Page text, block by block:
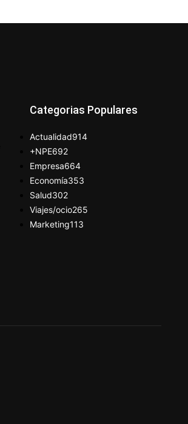
Categorias Populares
Actualidad914
+NPE692
Empresa664
Economía353
Salud302
Viajes/ocio265
Marketing113